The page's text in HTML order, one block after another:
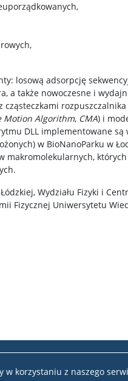
korzystaniu z naszego
losową adsorpcję
a także nowoczesne i
rozpuszczalnika
Motion Algorithm, CMA) i
DLL implementowane są
w BioNanoParku w
makromolekularnych,
Wydziału Fizyki i
Fizycznej Uniwersytetu